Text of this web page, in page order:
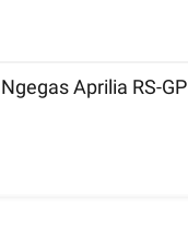
Aprilia RS-GP